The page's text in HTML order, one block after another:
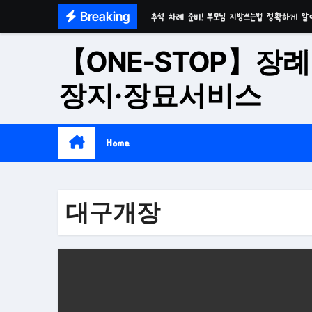
Breaking 추석 차례 준비! 부모님 지방쓰는법 정확하게 알
시간이 흘러도 변함없는 가치 성주 추모공원
치유와 위로의 공간 기독교전용 김천 납골당
재단법인 효심추모공원(현 삼랑진추모공원)
【ONE-STOP】장례
장지·장묘서비스
Home
대구개장